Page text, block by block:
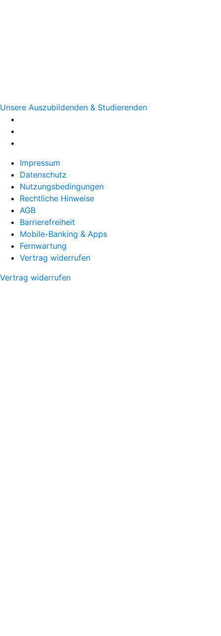
Unsere Auszubildenden & Studierenden
Impressum
Datenschutz
Nutzungsbedingungen
Rechtliche Hinweise
AGB
Barrierefreiheit
Mobile-Banking & Apps
Fernwartung
Vertrag widerrufen
Vertrag widerrufen